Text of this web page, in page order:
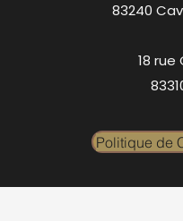
83240
18
Politique de